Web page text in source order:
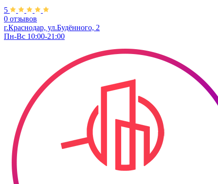
5
0 отзывов
г.Краснодар, ул.​Будённого, 2
Пн-Вс 10:00-21:00